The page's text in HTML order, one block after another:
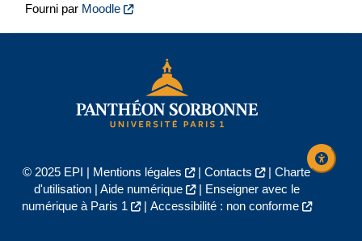
Fourni par Moodle
© 2025 EPI | Mentions légales | Contacts | Charte
d'utilisation| Aide numérique |
Enseigner avec le
numérique à Paris 1
| Accessibilité : non conforme